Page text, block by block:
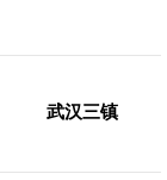
武汉三镇